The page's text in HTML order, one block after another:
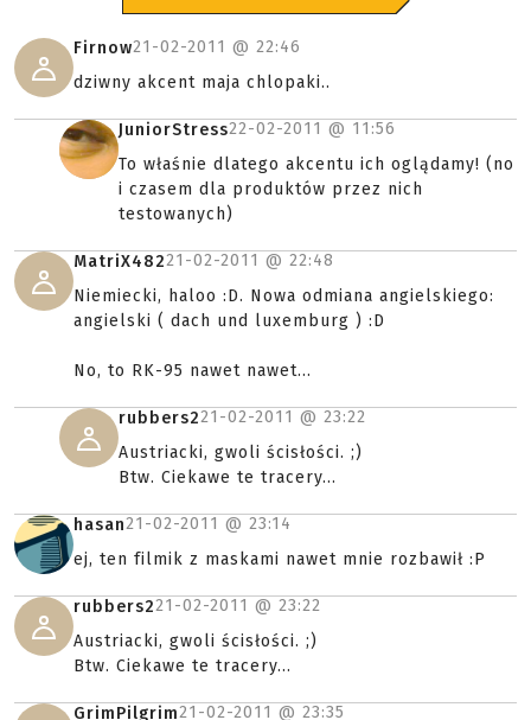
Firnow21-02-2011 @ 22:46
dziwny akcent maja chlopaki..
JuniorStress22-02-2011 @ 11:56
To właśnie dlatego akcentu ich oglądamy! (no
i czasem dla produktów przez nich
testowanych)
MatriX48221-02-2011 @ 22:48
Niemiecki, haloo :D. Nowa odmiana angielskiego:
angielski ( dach und luxemburg ) :D
No, to RK-95 nawet nawet...
rubbers221-02-2011 @ 23:22
Austriacki, gwoli ścisłości. ;)
Btw. Ciekawe te tracery...
hasan21-02-2011 @ 23:14
ej, ten filmik z maskami nawet mnie rozbawił :P
rubbers221-02-2011 @ 23:22
Austriacki, gwoli ścisłości. ;)
Btw. Ciekawe te tracery...
GrimPilgrim21-02-2011 @ 23:35